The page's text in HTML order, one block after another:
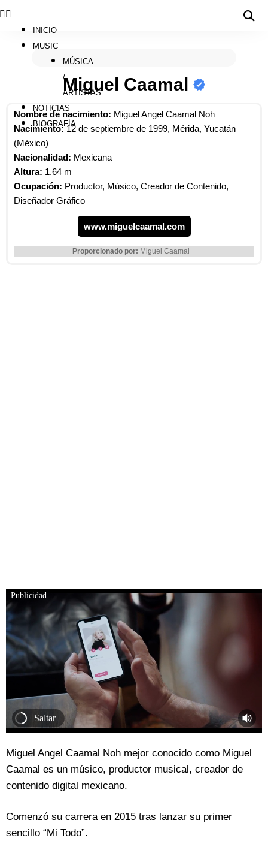
INICIO
MUSIC
MÚSICA
/
ARTISTAS
NOTICIAS
BIOGRAFÍA
Miguel Caamal
Nombre de nacimiento: Miguel Angel Caamal Noh
Nacimiento:12 de septiembre de 1999, Mérida, Yucatán
(México)
Nacionalidad: Mexicana
Altura: 1.64 m
Ocupación: Productor, Músico, Creador de Contenido,
Diseñador Gráfico
www.miguelcaamal.com
Proporcionado por: Miguel Caamal
Publicidad
Saltar
Miguel Angel Caamal Noh mejor conocido como Miguel
Caamal es un músico, productor musical, creador de
contenido digital mexicano.​
Comenzó su carrera en 2015 tras lanzar su primer
sencillo “Mi Todo”.